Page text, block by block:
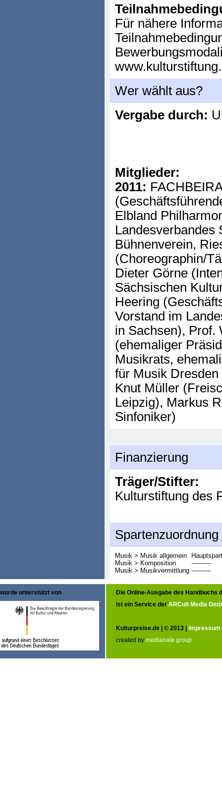
Für nähere
Wer wählt aus?
Vergabe durch:
Mitglieder:
2011:
Elbland
Landesverbandes
Bühnenverein,
(Choreographin/
Dieter Görne
Sächsischen
Heering
Vorstand im
in Sachsen), Prof.
(ehemaliger
Musikrats,
für Musik
Knut Müller
Leipzig), Markus
Sinfoniker)
Finanzierung
Träger/Stifter:
Kulturstiftung des
Spartenzuordnung
Musik > Musik allgemein
Musik > Komposition
----------
Musik > Musikvermittlung ----------
wurde unterstützt von
Die Online-Ausgabe des Handbuchs
ist ein Service der ARCult Media
Kulturpreise.de | © 2013 | Impressum
created by medianale group